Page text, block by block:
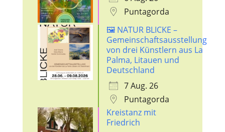
Puntagorda
🖼️ NATUR BLICKE –
Gemeinschaftsausstellung
von drei Künstlern aus La
Palma, Litauen und
Deutschland
7 Aug. 26
Puntagorda
Kreistanz mit
Friedrich